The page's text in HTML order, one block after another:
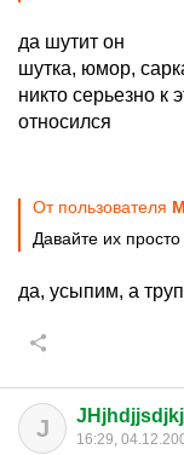
да шутит он
шутка, юмор,
никто серьезно к
относился
От пользователя
Давайте их
да, усыпим, а
J 16:29,